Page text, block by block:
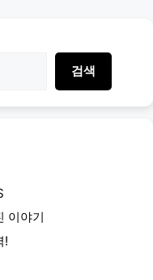
검색
이야기
!